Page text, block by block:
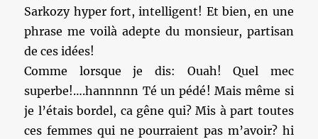
Sarkozy hyper fort, intelligent! Et bien, en une
phrase me voilà adepte du monsieur, partisan
de ces idées!
Comme lorsque je dis: Ouah! Quel mec
superbe!….hannnnn Té un pédé! Mais même si
je l’étais bordel, ca gêne qui? Mis à part toutes
ces femmes qui ne pourraient pas m’avoir? hi